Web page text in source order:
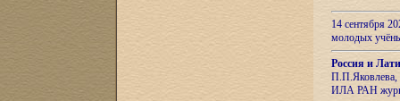
14 сентября
молодых
Россия и
П.П.Яковлева,
ИЛА РАН